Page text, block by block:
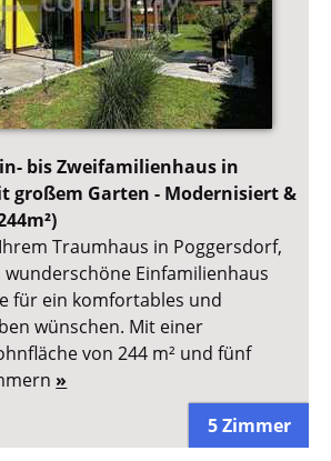
bis Zweifamilienhaus in
großem Garten - Modernisiert &
Traumhaus in Poggersdorf,
wunderschöne Einfamilienhaus
für ein komfortables und
wünschen. Mit einer
von 244 m² und fünf
»
5 Zimmer